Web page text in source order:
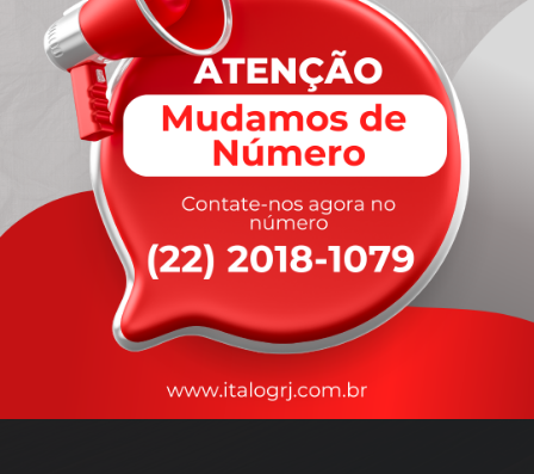
rapidez
que você precisa,
com a qualidade que vocêmerece.
Nossos motoristas são treinados para garantir a máxima
durante o transporte, com rastreamento em tempo real.